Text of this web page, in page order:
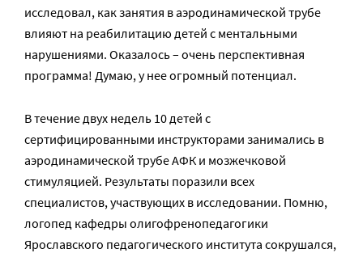
исследовал, как занятия в аэродинамической трубе
влияют на реабилитацию детей с ментальными
нарушениями. Оказалось – очень перспективная
программа! Думаю, у нее огромный потенциал.
В течение двух недель 10 детей с
сертифицированными инструкторами занимались в
аэродинамической трубе АФК и мозжечковой
стимуляцией. Результаты поразили всех
специалистов, участвующих в исследовании. Помню,
логопед кафедры олигофренопедагогики
Ярославского педагогического института сокрушался,